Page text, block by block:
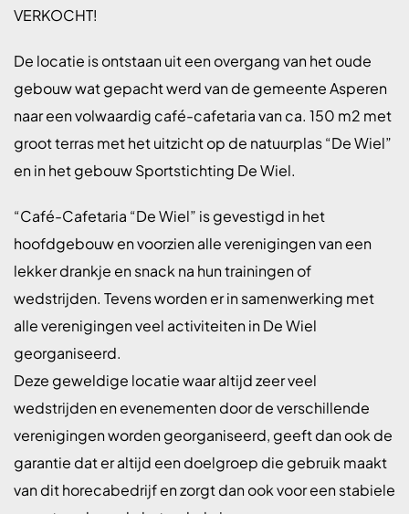
VERKOCHT!
De locatie is ontstaan uit een overgang van het oude
gebouw wat gepacht werd van de gemeente Asperen
naar een volwaardig café-cafetaria van ca. 150 m2 met
groot terras met het uitzicht op de natuurplas “De Wiel”
en in het gebouw Sportstichting De Wiel.
“Café-Cafetaria “De Wiel” is gevestigd in het
hoofdgebouw en voorzien alle verenigingen van een
lekker drankje en snack na hun trainingen of
wedstrijden. Tevens worden er in samenwerking met
alle verenigingen veel activiteiten in De Wiel
georganiseerd.
Deze geweldige locatie waar altijd zeer veel
wedstrijden en evenementen door de verschillende
verenigingen worden georganiseerd, geeft dan ook de
garantie dat er altijd een doelgroep die gebruik maakt
van dit horecabedrijf en zorgt dan ook voor een stabiele